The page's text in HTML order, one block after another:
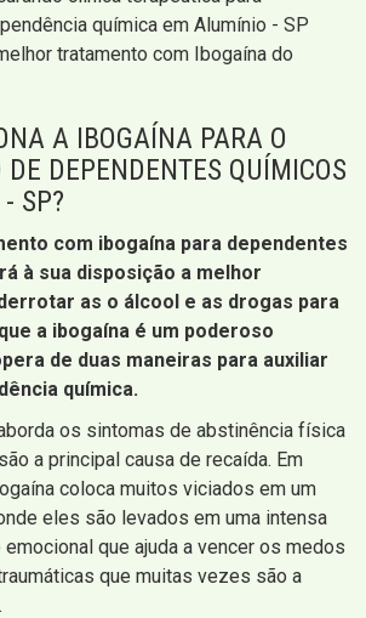
química em Alumínio - SP
tratamento com Ibogaína do
A IBOGAÍNA PARA O
DEPENDENTES QUÍMICOS
SP?
com ibogaína para dependentes
à sua disposição a melhor
as o álcool e as drogas para
a ibogaína é um poderoso
de duas maneiras para auxiliar
química.
os sintomas de abstinência física
a principal causa de recaída. Em
coloca muitos viciados em um
eles são levados em uma intensa
que ajuda a vencer os medos
que muitas vezes são a